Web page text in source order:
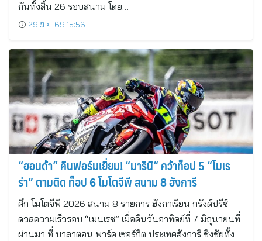
กันทั้งสิ้น 26 รอบสนาม โดย…
29 มิ.ย. 69 15:56
“ฮอนด้า” คืนฟอร์มเยี่ยม! “มารินี“ คว้าท็อป 5 “โมเร
ร่า” ตามติด ท็อป 6 โมโตจีพี สนาม 8 ฮังการี
ศึก โมโตจีพี 2026 สนาม 8 รายการ ฮังกาเรียน กรังด์ปรีซ์
ดวลความเร็วรอบ “เมนเรซ” เมื่อคืนวันอาทิตย์ที่ 7 มิถุนายนที่
ผ่านมา ที่ บาลาตอน พาร์ค เซอร์กิต ประเทศฮังการี ชิงชัยทั้ง